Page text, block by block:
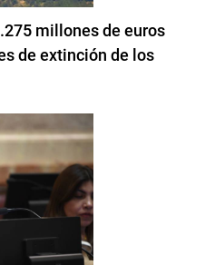
millones de euros
de extinción de los